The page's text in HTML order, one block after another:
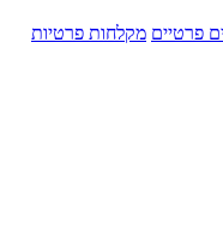
פרטיים מקלחות פרטיות